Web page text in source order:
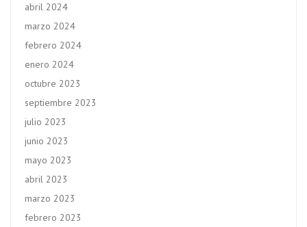
abril 2024
marzo 2024
febrero 2024
enero 2024
octubre 2023
septiembre 2023
julio 2023
junio 2023
mayo 2023
abril 2023
marzo 2023
febrero 2023